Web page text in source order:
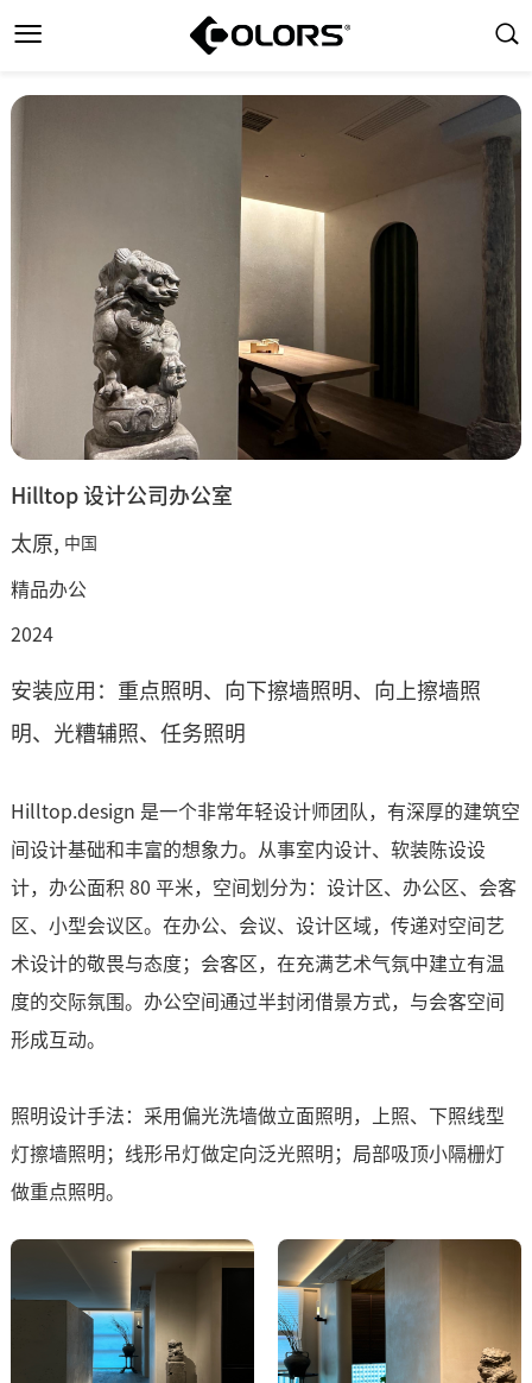
Hilltop 设计公司办公室
太原, 中国
精品办公
2024
安装应用：重点照明、向下擦墙照明、向上擦墙照
明、光糟辅照、任务照明
Hilltop.design 是一个非常年轻设计师团队，有深厚的建筑空
间设计基础和丰富的想象力。从事室内设计、软装陈设设
计，办公面积 80 平米，空间划分为：设计区、办公区、会客
区、小型会议区。在办公、会议、设计区域，传递对空间艺
术设计的敬畏与态度；会客区，在充满艺术气氛中建立有温
度的交际氛围。办公空间通过半封闭借景方式，与会客空间
形成互动。
照明设计手法：采用偏光洗墙做立面照明，上照、下照线型
灯擦墙照明；线形吊灯做定向泛光照明；局部吸顶小隔栅灯
做重点照明。